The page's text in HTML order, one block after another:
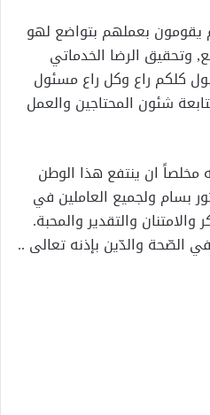
يقومون بعملهم بتواضع لهو
وتحقيق الرضا الخدماتي
كلكم راع وكل راع مسئول
شئون المحتاجين والعمل
مخلصاً ان ينتفع هذا الوطن
بسام ولجميع العاملين في
والتقدير والمحبة.
الصّحة والدّين بإذنه تعالى ..